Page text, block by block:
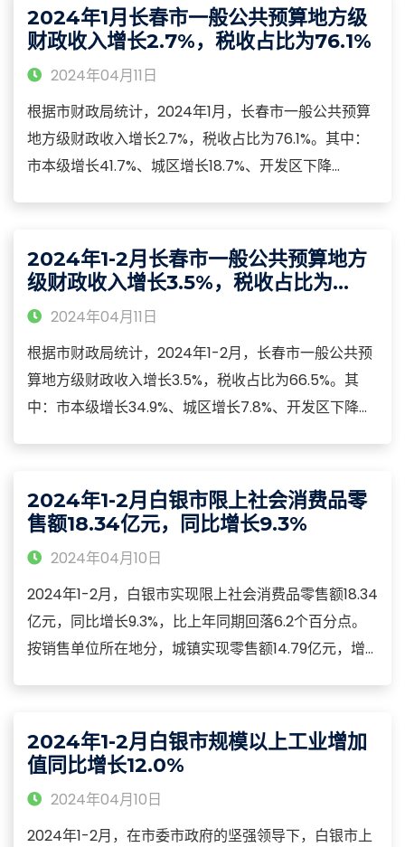
别中，7个商品零售额呈增长态势，12个商品零售额呈
下降态势。
2024年1月长春市一般公共预算地方级
财政收入增长2.7%，税收占比为76.1%
2024年04月11日
根据市财政局统计，2024年1月，长春市一般公共预算
地方级财政收入增长2.7%，税收占比为76.1%。其中：
市本级增长41.7%、城区增长18.7%、开发区下降
7.5%、科学技术支出增长61.4%、文化旅游体育与传媒
支出下降6.5%、社会保障和就业支出增长14.5%。
2024年1-2月长春市一般公共预算地方
级财政收入增长3.5%，税收占比为
66.5%
2024年04月11日
根据市财政局统计，2024年1-2月，长春市一般公共预
算地方级财政收入增长3.5%，税收占比为66.5%。其
中：市本级增长34.9%、城区增长7.8%、开发区下降
19.9%、科学技术支出增长651.8%、文化旅游体育与传
媒支出增长17.0%、社会保障和就业支出增长10.8%。
2024年1-2月白银市限上社会消费品零
售额18.34亿元，同比增长9.3%
2024年04月10日
2024年1-2月，白银市实现限上社会消费品零售额18.34
亿元，同比增长9.3%，比上年同期回落6.2个百分点。
按销售单位所在地分，城镇实现零售额14.79亿元，增
商品零售实现17.7亿元，增长8.9%。
2024年1-2月白银市规模以上工业增加
值同比增长12.0%
2024年04月10日
2024年1-2月，在市委市政府的坚强领导下，白银市上